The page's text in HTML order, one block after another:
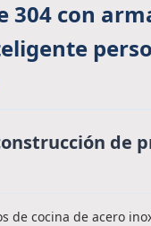
304 con
de
de cocina de acero